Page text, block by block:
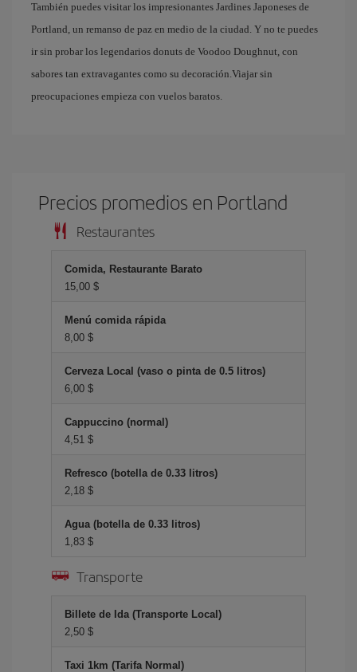
También puedes visitar los impresionantes Jardines Japoneses de
Portland, un remanso de paz en medio de la ciudad. Y no te puedes
ir sin probar los legendarios donuts de Voodoo Doughnut, con
sabores tan extravagantes como su decoración.Viajar sin
preocupaciones empieza con vuelos baratos.
Precios promedios en Portland
Restaurantes
Comida, Restaurante Barato
15,00 $
Menú comida rápida
8,00 $
Cerveza Local (vaso o pinta de 0.5 litros)
6,00 $
Cappuccino (normal)
4,51 $
Refresco (botella de 0.33 litros)
2,18 $
Agua (botella de 0.33 litros)
1,83 $
Transporte
Billete de Ida (Transporte Local)
2,50 $
Taxi 1km (Tarifa Normal)